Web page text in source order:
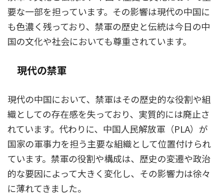
要な一部を担っています。その影響は現代の中国に
も色濃く残っており、禁軍の歴史と伝統は今日の中
国の文化や社会においても尊重されています。
現代の禁軍
現代の中国において、禁軍はその歴史的な役割や組
織としての存在感を失っており、実質的には廃止さ
れています。代わりに、中国人民解放軍（PLA）が
国家の軍事力を担う主要な組織として位置付けられ
ています。禁軍の役割や構成は、歴史の変遷や政治
的な要因によって大きく変化し、その影響力は徐々
に薄れてきました。